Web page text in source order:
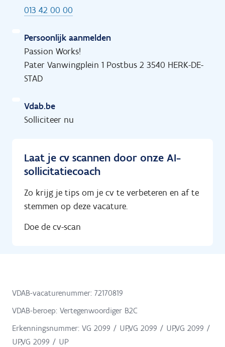
013 42 00 00
Persoonlijk aanmelden
Passion Works!
Pater Vanwingplein 1 Postbus 2 3540 HERK-DE-
STAD
Vdab.be
Solliciteer nu
Laat je cv scannen door onze AI-
sollicitatiecoach
Zo krijg je tips om je cv te verbeteren en af te
stemmen op deze vacature.
Doe de cv-scan
VDAB-vacaturenummer: 72170819
VDAB-beroep: Vertegenwoordiger B2C
Erkenningsnummer: VG 2099 / UP,VG 2099 / UP,VG 2099 /
UP,VG 2099 / UP